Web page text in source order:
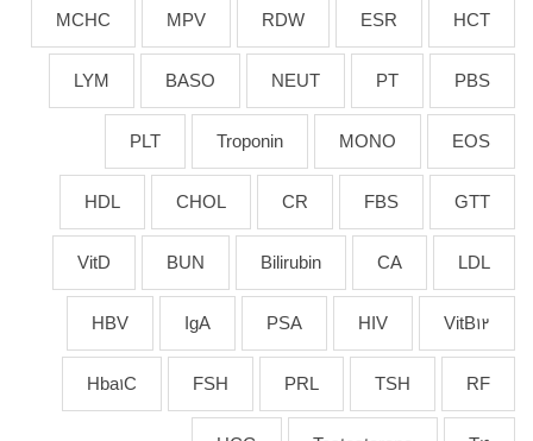
HCT
ESR
RDW
MPV
MCHC
PBS
PT
NEUT
BASO
LYM
EOS
MONO
Troponin
PLT
GTT
FBS
CR
CHOL
HDL
LDL
CA
Bilirubin
BUN
VitD
VitB12
HIV
PSA
IgA
HBV
RF
TSH
PRL
FSH
Hba1C